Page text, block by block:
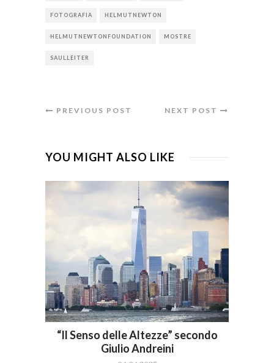
FOTOGRAFIA HELMUTNEWTON
HELMUTNEWTONFOUNDATION MOSTRE
SAULLEITER
PREVIOUS POST NEXT POST
YOU MIGHT ALSO LIKE
“Il Senso delle Altezze” secondo
Giulio Andreini